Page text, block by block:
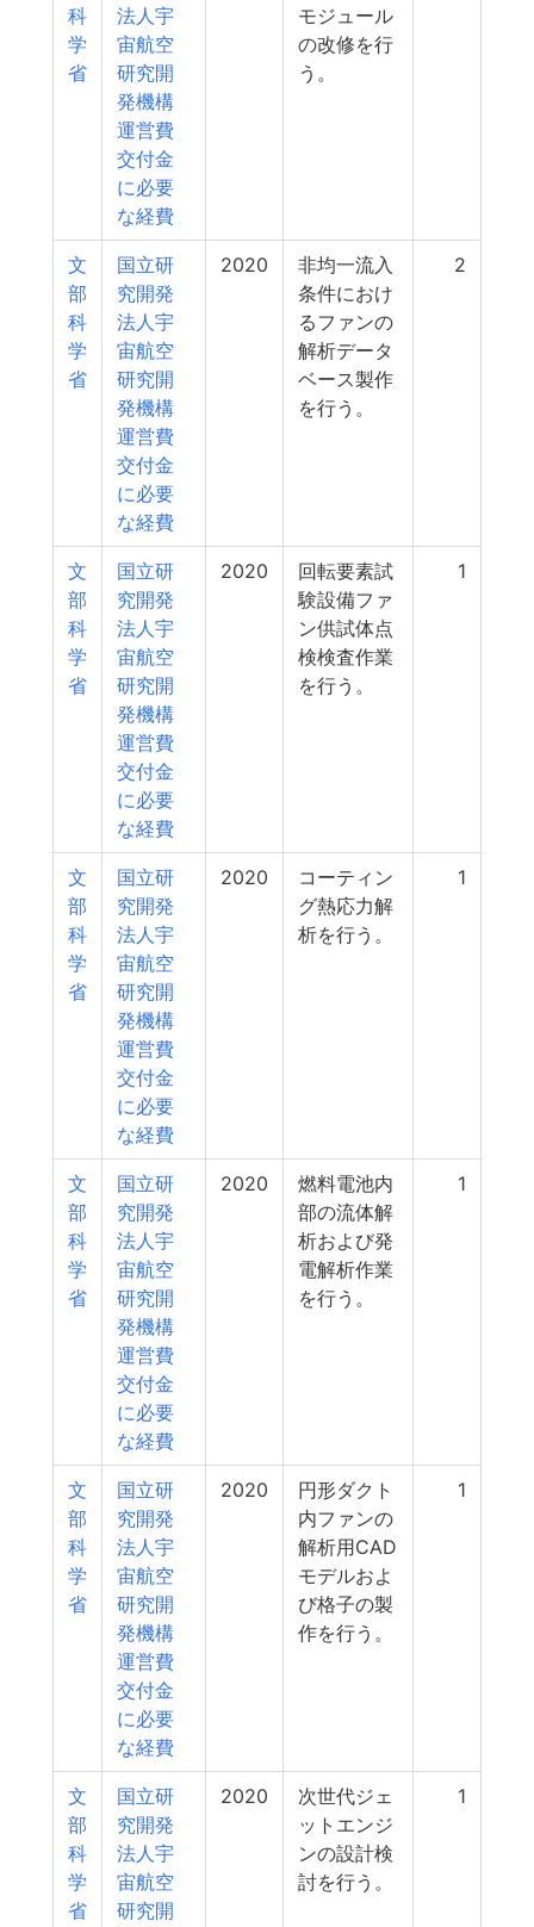
科
学
省
法人宇
宙航空
研究開
発機構
運営費
交付金
に必要
な経費
モジュール
の改修を行
う。
文
部
科
学
省
国立研
究開発
法人宇
宙航空
研究開
発機構
運営費
交付金
に必要
な経費
2020
非均一流入
条件におけ
るファンの
解析データ
ベース製作
を行う。
2
文
部
科
学
省
国立研
究開発
法人宇
宙航空
研究開
発機構
運営費
交付金
に必要
な経費
2020
回転要素試
験設備ファ
ン供試体点
検検査作業
を行う。
1
文
部
科
学
省
国立研
究開発
法人宇
宙航空
研究開
発機構
運営費
交付金
に必要
な経費
2020
コーティン
グ熱応力解
析を行う。
1
文
部
科
学
省
国立研
究開発
法人宇
宙航空
研究開
発機構
運営費
交付金
に必要
な経費
2020
燃料電池内
部の流体解
析および発
電解析作業
を行う。
1
文
部
科
学
省
国立研
究開発
法人宇
宙航空
研究開
発機構
運営費
交付金
に必要
な経費
2020
円形ダクト
内ファンの
解析用CAD
モデルおよ
び格子の製
作を行う。
1
文
部
科
学
省
国立研
究開発
法人宇
宙航空
研究開
2020
次世代ジェ
ットエンジ
ンの設計検
討を行う。
1